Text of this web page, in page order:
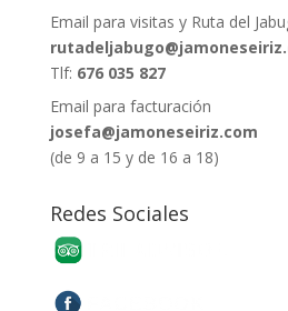
Email para visitas y Ruta del
Tlf: 676 035 827
Email para facturación
josefa@jamoneseiriz.com
(de 9 a 15 y de 16 a 18)
Redes Sociales